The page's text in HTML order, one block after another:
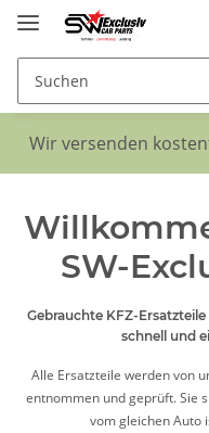
Wir versenden
SW-
Gebrauchte KFZ-
schnell und
Alle Ersatzteile werden von
entnommen und geprüft. Sie
vom gleichen Auto